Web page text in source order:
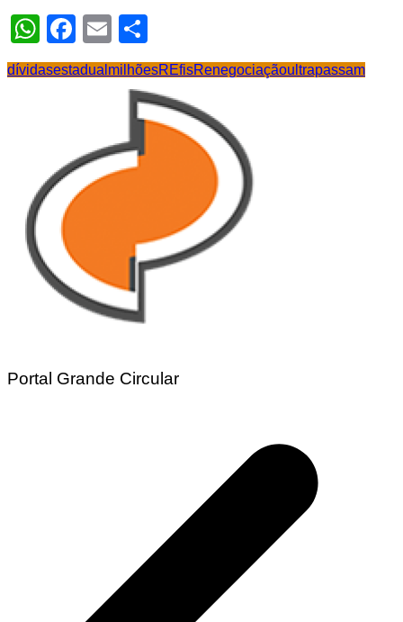
WhatsApp
Facebook
Email
dívidasestadual milhõesREfisRenegociaçãoultrapassam
Portal Grande Circular